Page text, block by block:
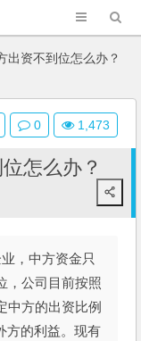
出资不到位怎么办？
怎么办？
，中方资金只
，公司目前按照
中方的出资比例
方的利益。现有
0 1,473